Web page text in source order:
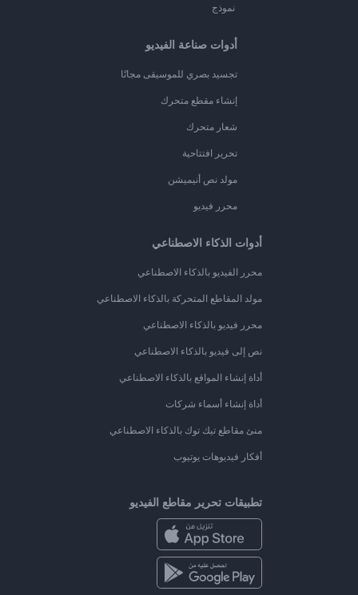
نموذج
أدوات صناعة الفيديو
تجسيد بصري للموسيقى مجانًا
إنشاء مقطع متحرك
شعار متحرك
تحرير افتتاحية
مولد نص أنيميشن
محرر فيديو
أدوات الذكاء الاصطناعي
محرر الفيديو بالذكاء الاصطناعي
مولد المقاطع المتحركة بالذكاء الاصطناعي
محرر فيديو بالذكاء الاصطناعي
نص إلى فيديو بالذكاء الاصطناعي
أداة إنشاء المواقع بالذكاء الاصطناعي
أداة إنشاء أسماء شركات
منئ مقاطع تيك توك بالذكاء الاصطناعي
أفكار فيديوهات يوتيوب
تطبيقات تحرير مقاطع الفيديو